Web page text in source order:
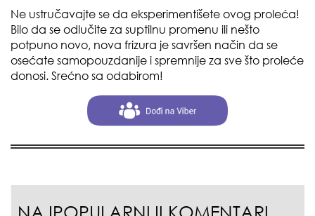
Ne ustručavajte se da eksperimentišete ovog proleća!
Bilo da se odlučite za suptilnu promenu ili nešto
potpuno novo, nova frizura je savršen način da se
osećate samopouzdanije i spremnije za sve što proleće
donosi. Srećno sa odabirom!
NAJPOPULARNIJI KOMENTARI